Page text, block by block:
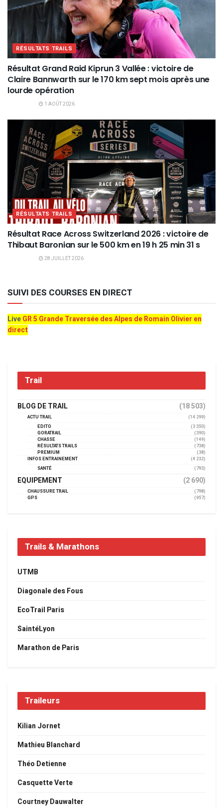
RÉSULTATS TRAILS
Résultat Grand Raid Kiprun 3 Vallée : victoire de
Claire Bannwarth sur le 170 km sept mois après une
lourde opération
1 AOÛT 2026
RÉSULTATS TRAILS
Résultat Race Across Switzerland 2026 : victoire de
Thibaut Baronian sur le 500 km en 19 h 25 min 31 s
28 JUILLET 2026
SUIVI DES COURSES EN DIRECT
LiveGR 5 Grande Traversée des Alpes de Romain Olivier en
direct
Trail
BLOG DE TRAIL (18 503)
ACTU TRAIL
(14 299)
EDITO
(3 350)
GORATRAIL
(390)
CHASSE
(149)
RÉSULTATS TRAILS
(738)
PREMIUM
(38)
INFOS ENTRAINEMENT
(4 232)
SANTÉ
(793)
EQUIPEMENT (2 690)
CHAUSSURE TRAIL
(798)
GPS
(957)
Trails & Marathons
UTMB
Diagonale des Fous
EcoTrail Paris
SaintéLyon
Marathon de Paris
Traileurs
Kilian Jornet
Mathieu Blanchard
Théo Detienne
Casquette Verte
Courtney Dauwalter